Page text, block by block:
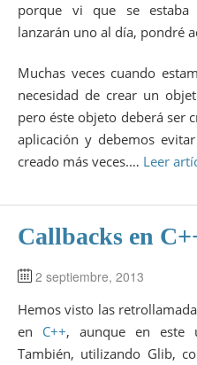
porque vi que se estaba
lanzarán uno al día, pondré
Muchas veces cuando
necesidad de crear un
pero éste objeto deberá ser
aplicación y debemos
creado más veces.… Leer
Callbacks en
2 septiembre, 2013
Hemos visto las
en C++, aunque en este
También, utilizando Glib,